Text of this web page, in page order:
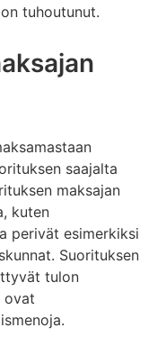
tuhoutunut.
saajalta
maksajan
kuten
perivät esimerkiksi
Suorituksen
tulon
ovat